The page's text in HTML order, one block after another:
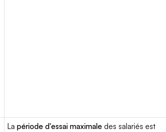
Lapériode d'essai maximale des salariés est